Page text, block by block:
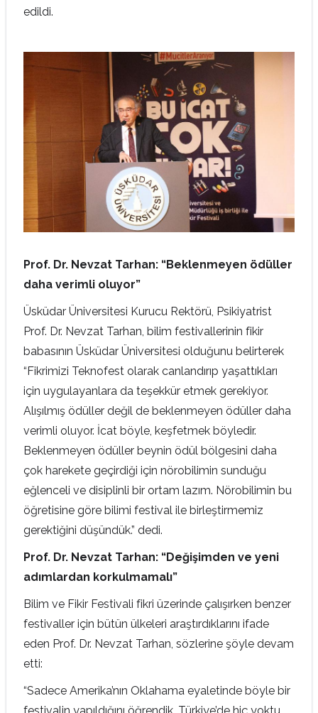
edildi.
Prof. Dr. Nevzat Tarhan: “Beklenmeyen ödüller
daha verimli oluyor”
Üsküdar Üniversitesi Kurucu Rektörü, Psikiyatrist
Prof. Dr. Nevzat Tarhan, bilim festivallerinin fikir
babasının Üsküdar Üniversitesi olduğunu belirterek
“Fikrimizi Teknofest olarak canlandırıp yaşattıkları
için uygulayanlara da teşekkür etmek gerekiyor.
Alışılmış ödüller değil de beklenmeyen ödüller daha
verimli oluyor. İcat böyle, keşfetmek böyledir.
Beklenmeyen ödüller beynin ödül bölgesini daha
çok harekete geçirdiği için nörobilimin sunduğu
eğlenceli ve disiplinli bir ortam lazım. Nörobilimin bu
öğretisine göre bilimi festival ile birleştirmemiz
gerektiğini düşündük.” dedi.
Prof. Dr. Nevzat Tarhan: “Değişimden ve yeni
adımlardan korkulmamalı”
Bilim ve Fikir Festivali fikri üzerinde çalışırken benzer
festivaller için bütün ülkeleri araştırdıklarını ifade
eden Prof. Dr. Nevzat Tarhan, sözlerine şöyle devam
etti:
“Sadece Amerika’nın Oklahama eyaletinde böyle bir